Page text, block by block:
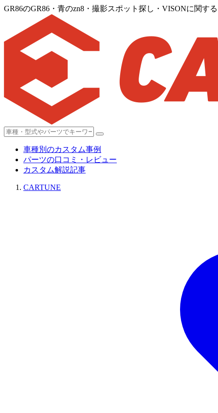
GR86のGR86・青のzn8・撮影スポット探し・VISONに関す
車種別のカスタム事例
パーツの口コミ・レビュー
カスタム解説記事
CARTUNE